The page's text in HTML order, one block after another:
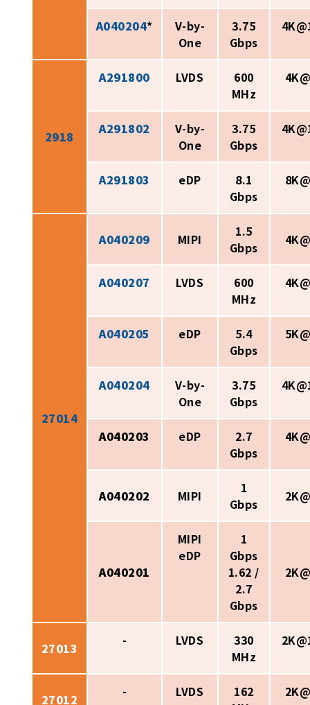
A040204*
V-by-
One
3.75
Gbps
2918
A291800 LVDS
600
MHz
A291802
V-by-
One
3.75
Gbps
A291803 eDP
8.1
Gbps
27014
A040209 MIPI
1.5
Gbps
A040207 LVDS
600
MHz
A040205 eDP
5.4
Gbps
A040204
V-by-
One
3.75
Gbps
A040203 eDP
2.7
Gbps
A040202 MIPI
1
Gbps
A040201
MIPI
eDP
1
Gbps
1.62 /
2.7
Gbps
27013 - LVDS
330
MHz
27012 - LVDS
162